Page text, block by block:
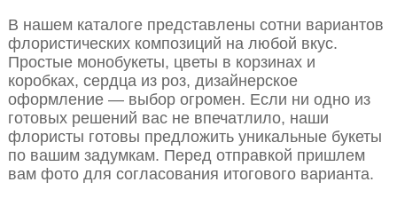
В нашем каталоге представлены сотни вариантов
флористических композиций на любой вкус.
Простые монобукеты, цветы в корзинах и
коробках, сердца из роз, дизайнерское
оформление — выбор огромен. Если ни одно из
готовых решений вас не впечатлило, наши
флористы готовы предложить уникальные букеты
по вашим задумкам. Перед отправкой пришлем
вам фото для согласования итогового варианта.